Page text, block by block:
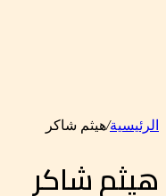
الرئيسية/هيثم شاكر
هيثم شاكر